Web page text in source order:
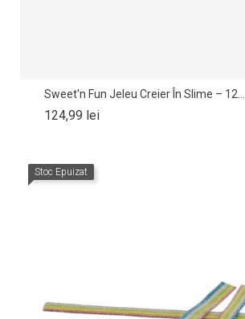
Sweet'n Fun Jeleu Creier În Slime – 12...
124,99 leiPret
Stoc Epuizat